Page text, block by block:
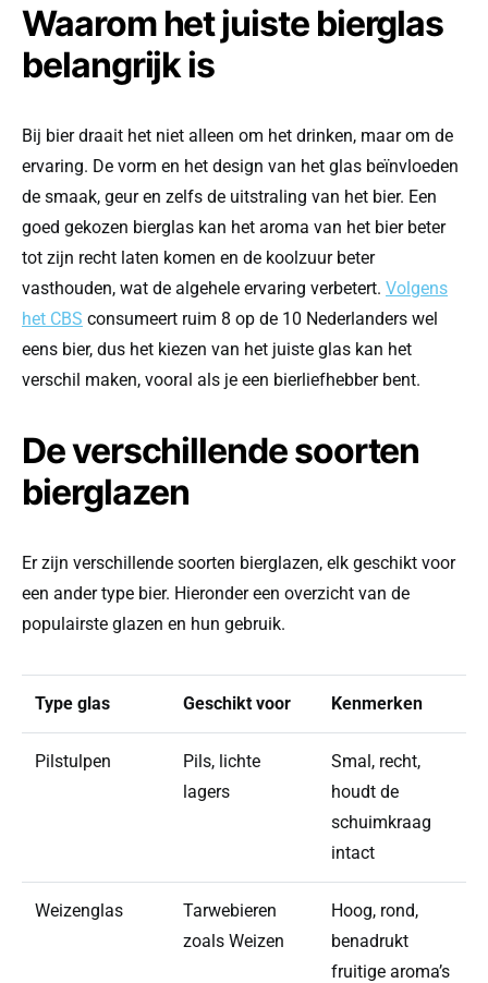
Waarom het juiste bierglas
belangrijk is
Bij bier draait het niet alleen om het drinken, maar om de
ervaring. De vorm en het design van het glas beïnvloeden
de smaak, geur en zelfs de uitstraling van het bier. Een
goed gekozen bierglas kan het aroma van het bier beter
tot zijn recht laten komen en de koolzuur beter
vasthouden, wat de algehele ervaring verbetert. Volgens
het CBS consumeert ruim 8 op de 10 Nederlanders wel
eens bier, dus het kiezen van het juiste glas kan het
verschil maken, vooral als je een bierliefhebber bent.
De verschillende soorten
bierglazen
Er zijn verschillende soorten bierglazen, elk geschikt voor
een ander type bier. Hieronder een overzicht van de
populairste glazen en hun gebruik.
Type glas Geschikt voor Kenmerken
Pilstulpen
Pils, lichte
lagers
Smal, recht,
houdt de
schuimkraag
intact
Weizenglas
Tarwebieren
zoals Weizen
Hoog, rond,
benadrukt
fruitige aroma’s